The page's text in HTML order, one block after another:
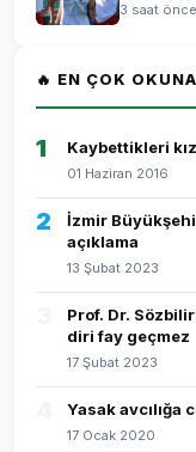
3 saat önce
🔥 EN ÇOK
1 Kaybettikleri
01 Haziran 2016
2
İzmir
açıklama
13 Şubat 2023
Prof. Dr.
diri fay geçmez
17 Şubat 2023
Yasak avcılığa
17 Ocak 2020